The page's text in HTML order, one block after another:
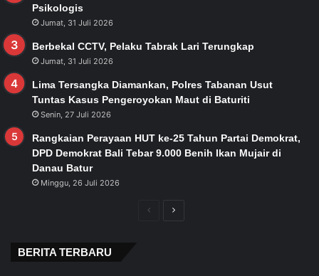
Psikologis
Jumat, 31 Juli 2026
Berbekal CCTV, Pelaku Tabrak Lari Terungkap
Jumat, 31 Juli 2026
Lima Tersangka Diamankan, Polres Tabanan Usut
Tuntas Kasus Pengeroyokan Maut di Baturiti
Senin, 27 Juli 2026
Rangkaian Perayaan HUT ke-25 Tahun Partai Demokrat,
DPD Demokrat Bali Tebar 9.000 Benih Ikan Mujair di
Danau Batur
Minggu, 26 Juli 2026
PreviousNext
BERITA TERBARU